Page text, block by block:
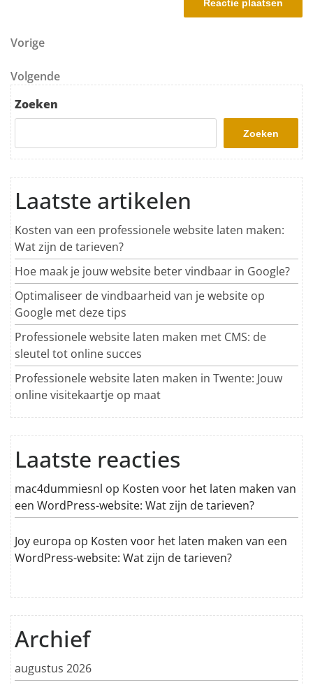
Berichtnavigatie
Vorig bericht
Vorige
Volgend bericht
Volgende
Zoeken
Zoeken
Laatste artikelen
Kosten van een professionele website laten maken:
Wat zijn de tarieven?
Hoe maak je jouw website beter vindbaar in Google?
Optimaliseer de vindbaarheid van je website op
Google met deze tips
Professionele website laten maken met CMS: de
sleutel tot online succes
Professionele website laten maken in Twente: Jouw
online visitekaartje op maat
Laatste reacties
mac4dummiesnl op Kosten voor het laten maken van
een WordPress-website: Wat zijn de tarieven?
Joy europa op Kosten voor het laten maken van een
WordPress-website: Wat zijn de tarieven?
Archief
augustus 2026